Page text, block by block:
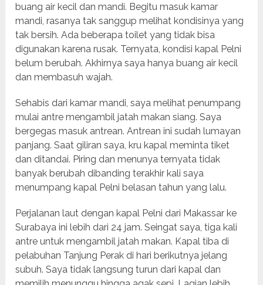
buang air kecil dan mandi. Begitu masuk kamar
mandi, rasanya tak sanggup melihat kondisinya yang
tak bersih. Ada beberapa toilet yang tidak bisa
digunakan karena rusak. Ternyata, kondisi kapal Pelni
belum berubah. Akhirnya saya hanya buang air kecil
dan membasuh wajah.
Sehabis dari kamar mandi, saya melihat penumpang
mulai antre mengambil jatah makan siang. Saya
bergegas masuk antrean. Antrean ini sudah lumayan
panjang. Saat giliran saya, kru kapal meminta tiket
dan ditandai. Piring dan menunya ternyata tidak
banyak berubah dibanding terakhir kali saya
menumpang kapal Pelni belasan tahun yang lalu.
Perjalanan laut dengan kapal Pelni dari Makassar ke
Surabaya ini lebih dari 24 jam. Seingat saya, tiga kali
antre untuk mengambil jatah makan. Kapal tiba di
pelabuhan Tanjung Perak di hari berikutnya jelang
subuh. Saya tidak langsung turun dari kapal dan